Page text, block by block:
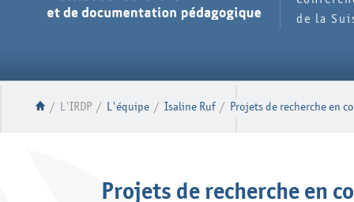
de la
/ L'IRDP / L'équipe / Isaline Ruf / Projets de recherche en
Projets de recherche en